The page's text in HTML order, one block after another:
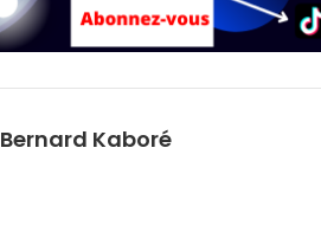
Bernard Kaboré